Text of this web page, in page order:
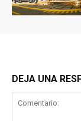
DEJA UNA